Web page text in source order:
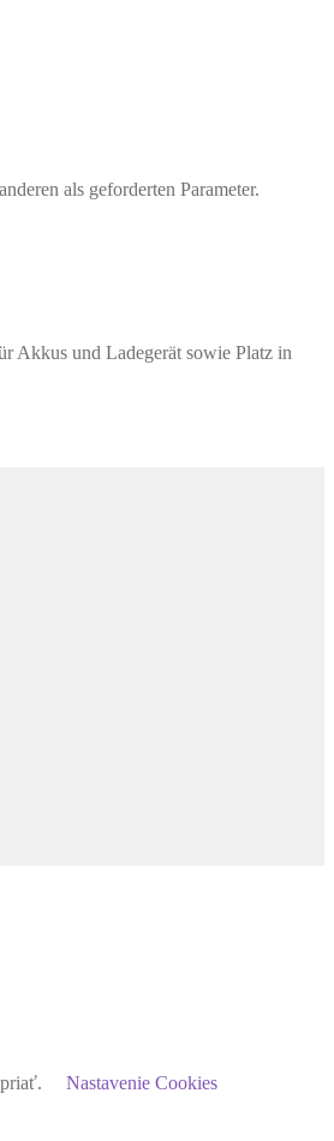
als geforderten Parameter.
Akkus und Ladegerät sowie Platz in
Nastavenie Cookies